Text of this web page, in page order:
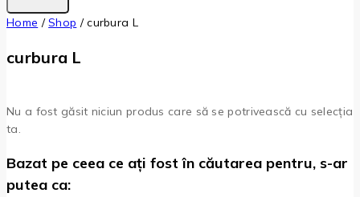
Home / Shop / curbura L
curbura L
Nu a fost găsit niciun produs care să se potrivească cu selecția
ta.
Bazat pe ceea ce ați fost în căutarea pentru, s-ar
putea ca: